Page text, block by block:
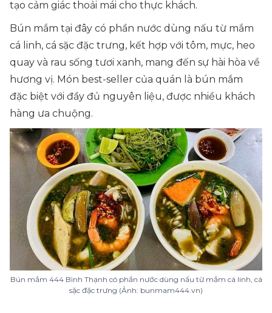
tạo cảm giác thoải mái cho thực khách.
Bún mắm tại đây có phần nước dùng nấu từ mắm
cá linh, cá sặc đặc trưng, kết hợp với tôm, mực, heo
quay và rau sống tươi xanh, mang đến sự hài hòa về
hương vị. Món best-seller của quán là bún mắm
đặc biệt với đầy đủ nguyên liệu, được nhiều khách
hàng ưa chuộng.
Bún mắm 444 Bình Thạnh có phần nước dùng nấu từ mắm cá linh, cá
sặc đặc trưng (Ảnh: bunmam444.vn)